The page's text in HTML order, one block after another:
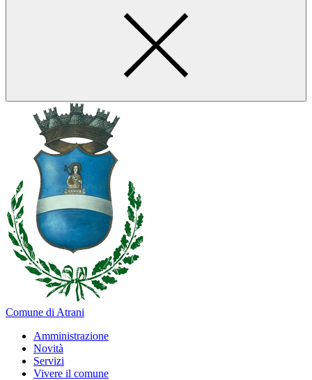
Comune di Atrani
Amministrazione
Novità
Servizi
Vivere il comune